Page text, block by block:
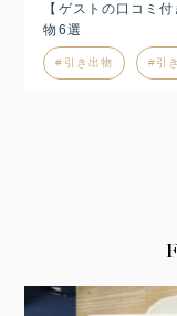
【ゲストの口コミ
物6選
引き出物 引